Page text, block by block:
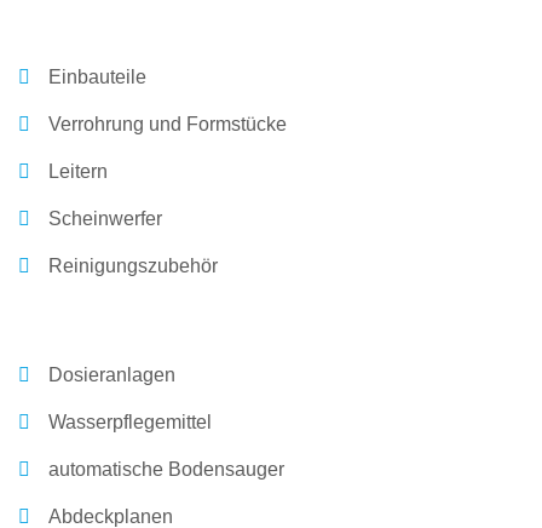
Einbauteile
Verrohrung und Formstücke
Leitern
Scheinwerfer
Reinigungszubehör
Dosieranlagen
Wasserpflegemittel
automatische Bodensauger
Abdeckplanen